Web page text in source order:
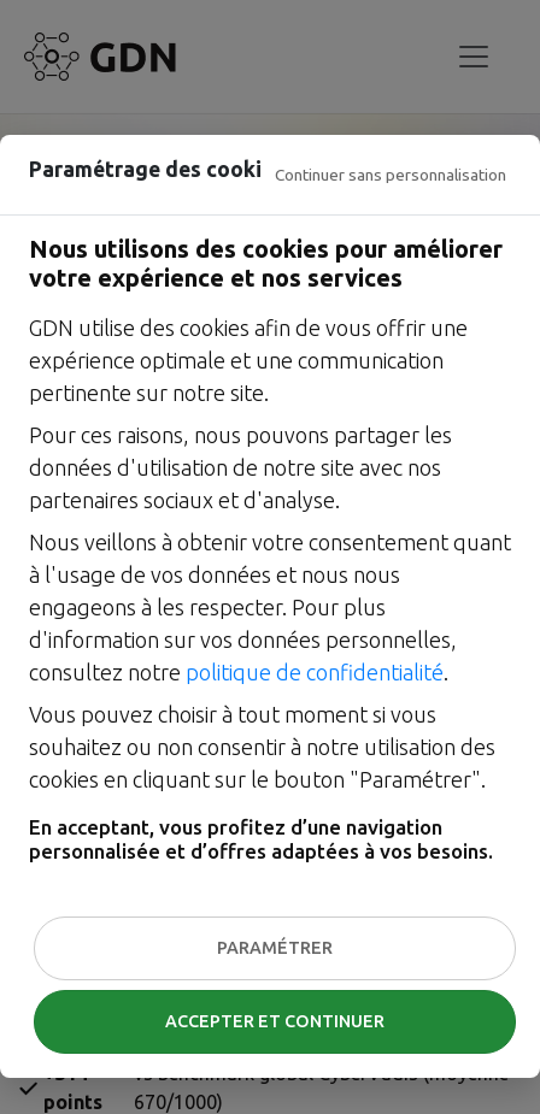
Paramétrage des cookiesContinuer sans personnalisation
Nous utilisons des cookies pour améliorer
votre expérience et nos services
GDN utilise des cookies afin de vous offrir une
expérience optimale et une communication
pertinente sur notre site.
Pour ces raisons, nous pouvons partager les
données d'utilisation de notre site avec nos
partenaires sociaux et d'analyse.
Nous veillons à obtenir votre consentement quant
à l'usage de vos données et nous nous
engageons à les respecter. Pour plus
d'information sur vos données personnelles,
consultez notre politique de confidentialité.
Vous pouvez choisir à tout moment si vous
souhaitez ou non consentir à notre utilisation des
cookies en cliquant sur le bouton "Paramétrer".
En acceptant, vous profitez d’une navigation
personnalisée et d’offres adaptées à vos besoins.
PARAMÉTRER
ACCEPTER ET CONTINUER
GDN obtient la médaille
Platine CyberVadisavec un
score de 984/1000
Une reconnaissance de notre maturité cybersécurité,
au service de la fiabilité de vos projets numériques
critiques.
L'évaluation CyberVadis repose sur une
internationaux (NIST, ISO, RGPD, et plus encore).
984/1000
Score global CyberVadis
Médaille Platine, plus haut niveau CyberVadis
Niveau Mature
+314
points
vs benchmark global CyberVadis (moyenne
670/1000)